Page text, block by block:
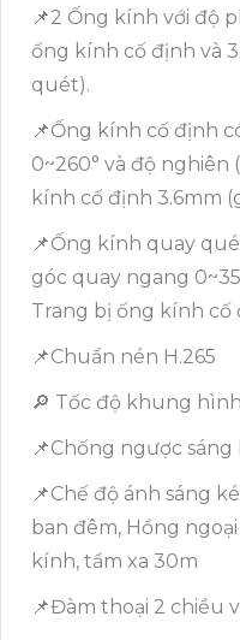
📌2 Ống kính với độ
ống kính cố định và
quét).
📌Ống kính cố định
0~260° và độ nghiên
kính cố định 3.6mm
📌Ống kính quay
góc quay ngang
Trang bị ống kính cố
📌Chuẩn nén H.265
🔎 Tốc độ khung hình
📌Chống ngược sáng
📌Chế độ ánh sáng
ban đêm, Hồng
kính, tầm xa 30m
📌Đàm thoại 2 chiều